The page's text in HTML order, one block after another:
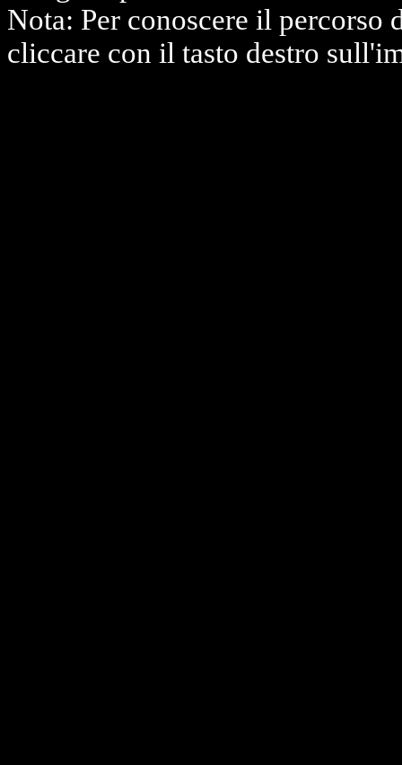
Nota: Per conoscere il percorso
cliccare con il tasto destro